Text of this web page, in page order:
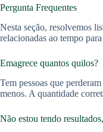
Pergunta Frequentes
Nesta seção, resolvemos
relacionadas ao tempo
Emagrece quantos quilos?
Tem pessoas que
menos. A quantidade
Não estou tendo